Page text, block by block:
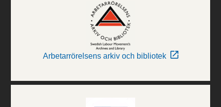
Arbetarrörelsens arkiv och bibliotek